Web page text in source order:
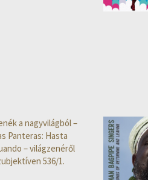
a nagyvilágból –
Panteras: Hasta
– világzenéről
536/1.